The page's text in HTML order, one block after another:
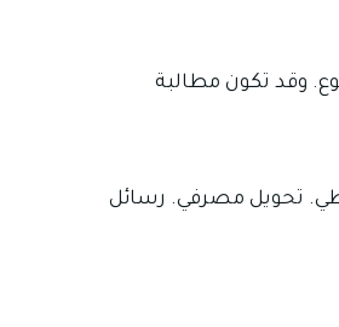
وقد تكون مطالبة
تحويل مصرفي. رسائل